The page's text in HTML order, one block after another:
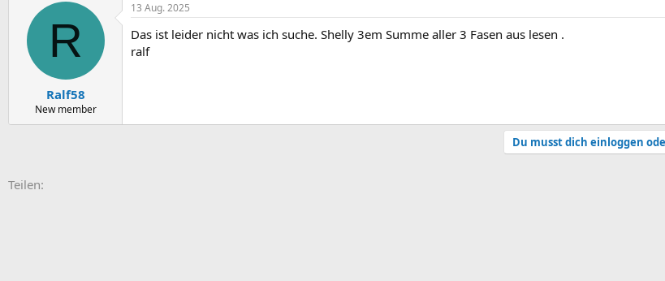
R
Ralf58
New member
13 Aug. 2025
Das ist leider nicht was ich suche. Shelly 3em Summe aller 3 Fasen aus lesen .
ralf
Du musst dich einloggen
Teilen: